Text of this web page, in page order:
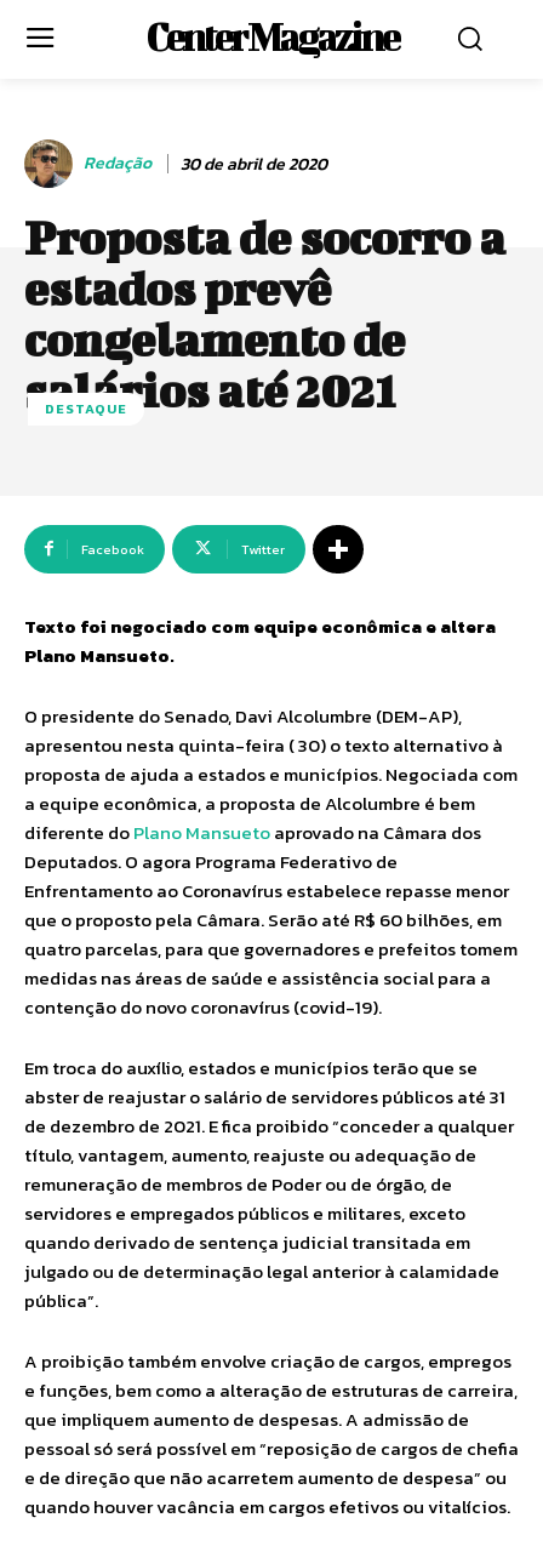
Center Magazine
Redação 30 de abril de 2020
Proposta de socorro a
estados prevê
congelamento de
salários até 2021
DESTAQUE
Facebook Twitter
Texto foi negociado com equipe econômica e altera
Plano Mansueto.
O presidente do Senado, Davi Alcolumbre (DEM-AP),
apresentou nesta quinta-feira ( 30) o texto alternativo à
proposta de ajuda a estados e municípios. Negociada com
a equipe econômica, a proposta de Alcolumbre é bem
diferente doPlano Mansuetoaprovado na Câmara dos
Deputados. O agora Programa Federativo de
Enfrentamento ao Coronavírus estabelece repasse menor
que o proposto pela Câmara. Serão até R$ 60 bilhões, em
quatro parcelas, para que governadores e prefeitos tomem
medidas nas áreas de saúde e assistência social para a
contenção do novo coronavírus (covid-19).
Em troca do auxílio, estados e municípios terão que se
abster de reajustar o salário de servidores públicos até 31
de dezembro de 2021. E fica proibido “conceder a qualquer
título, vantagem, aumento, reajuste ou adequação de
remuneração de membros de Poder ou de órgão, de
servidores e empregados públicos e militares, exceto
quando derivado de sentença judicial transitada em
julgado ou de determinação legal anterior à calamidade
pública”.
A proibição também envolve criação de cargos, empregos
e funções, bem como a alteração de estruturas de carreira,
que impliquem aumento de despesas. A admissão de
pessoal só será possível em “reposição de cargos de chefia
e de direção que não acarretem aumento de despesa” ou
quando houver vacância em cargos efetivos ou vitalícios.